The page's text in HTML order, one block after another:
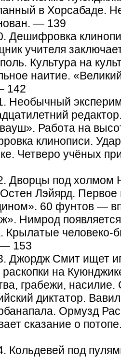
в Хорсабаде.
— 139
Дешифровка
учителя
Культура на
наитие.
142
Необычный
Работа на
клинописи.
Четверо учёных
Дворцы под холмом
Лэйярд.
60 фунтов —
Нимрод
Крылатые человеко-
153
Джордж Смит ищет
на
грабежи,
диктатор.
Ормузд
сказание о
Кольдевей под